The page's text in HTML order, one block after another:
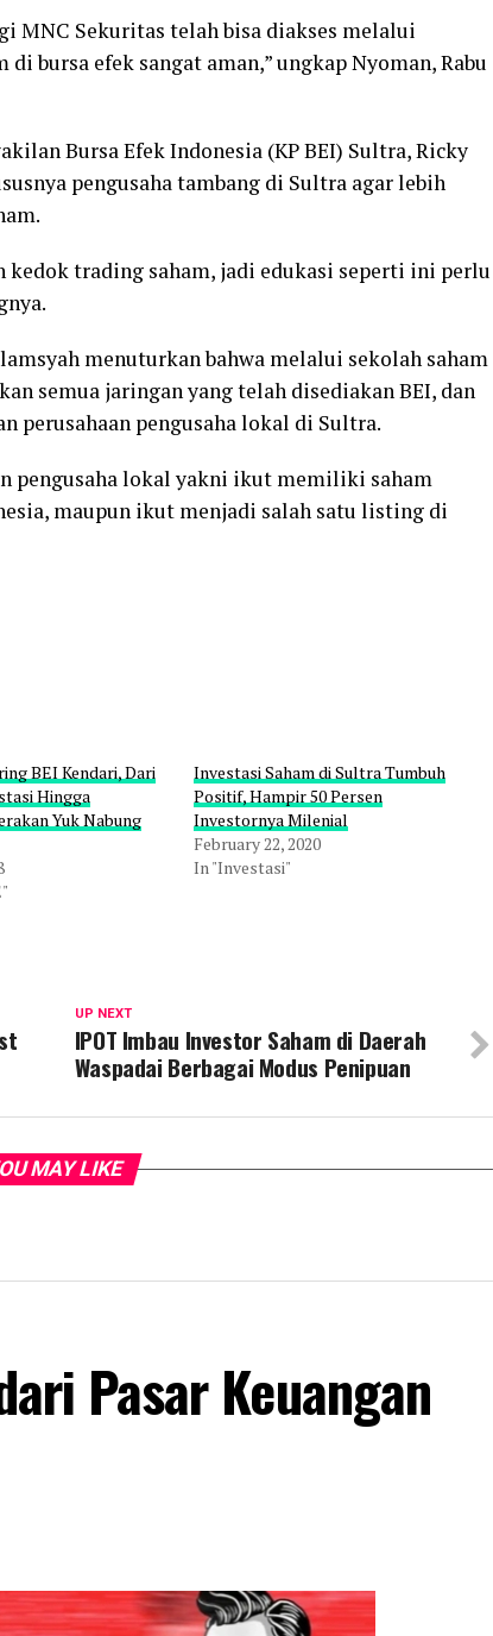
MNC Sekuritas telah bisa diakses melalui
bursa efek sangat aman,” ungkap Nyoman, Rabu
Bursa Efek Indonesia (KP BEI) Sultra, Ricky
pengusaha tambang di Sultra agar lebih
kedok trading saham, jadi edukasi seperti ini perlu
menuturkan bahwa melalui sekolah saham
semua jaringan yang telah disediakan BEI, dan
perusahaan pengusaha lokal di Sultra.
pengusaha lokal yakni ikut memiliki saham
maupun ikut menjadi salah satu listing di
BEI Kendari, Dari
Hingga
Yuk Nabung
Investasi Saham di Sultra Tumbuh
Positif, Hampir 50 Persen
Investornya Milenial
February 22, 2020
In "Investasi"
UP NEXT
IPOT Imbau Investor Saham di Daerah
Waspadai Berbagai Modus Penipuan
MAY LIKE
Pasar Keuangan